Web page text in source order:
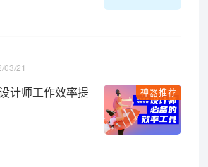
03/21
神器推荐
计师工作效率提